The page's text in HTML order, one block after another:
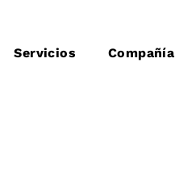
Servicios Compañía